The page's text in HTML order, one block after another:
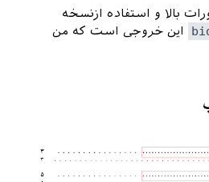
Package hyperref Warning:
allowed in a PDF string
(hyperref)
on input line 27.
بالا و استفاده ازنسخه
این خروجی است که من